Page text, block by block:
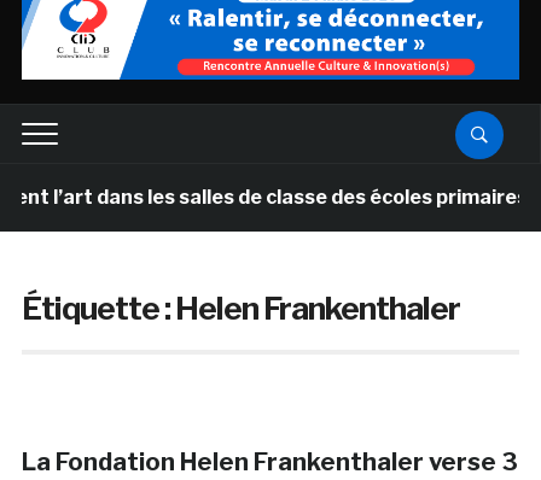
l’art dans les salles de classe des écoles primaires des
Étiquette :Helen Frankenthaler
La Fondation Helen Frankenthaler verse 3